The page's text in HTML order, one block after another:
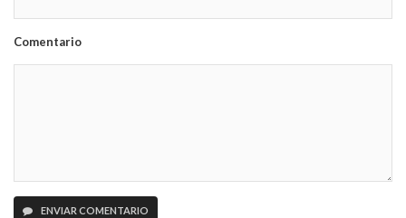
Comentario
ENVIAR COMENTARIO